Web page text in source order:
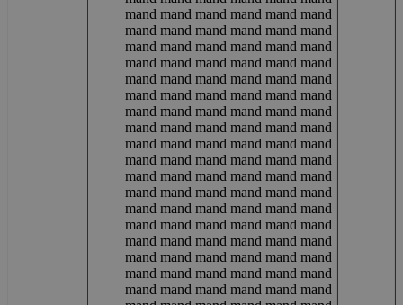
mand mand mand mand mand mand
mand mand mand mand mand mand
mand mand mand mand mand mand
mand mand mand mand mand mand
mand mand mand mand mand mand
mand mand mand mand mand mand
mand mand mand mand mand mand
mand mand mand mand mand mand
mand mand mand mand mand mand
mand mand mand mand mand mand
mand mand mand mand mand mand
mand mand mand mand mand mand
mand mand mand mand mand mand
mand mand mand mand mand mand
mand mand mand mand mand mand
mand mand mand mand mand mand
mand mand mand mand mand mand
mand mand mand mand mand mand